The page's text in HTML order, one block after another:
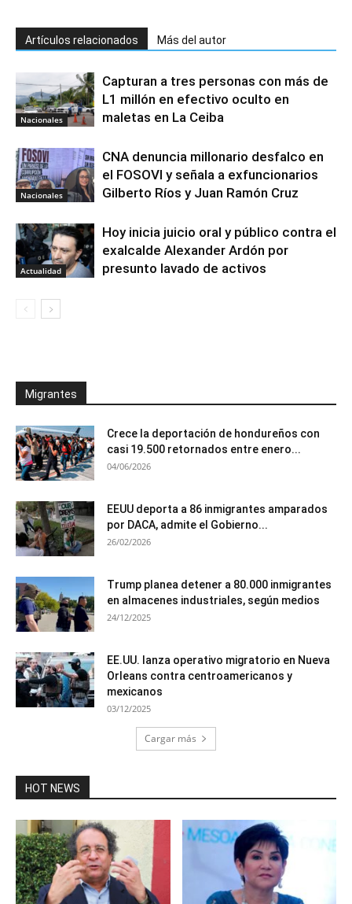
Artículos relacionados Más del autor
Nacionales
Capturan a tres personas con más de
L1 millón en efectivo oculto en
maletas en La Ceiba
Nacionales
CNA denuncia millonario desfalco en
el FOSOVI y señala a exfuncionarios
Gilberto Ríos y Juan Ramón Cruz
Actualidad
Hoy inicia juicio oral y público contra el
exalcalde Alexander Ardón por
presunto lavado de activos
Migrantes
Crece la deportación de hondureños con
casi 19.500 retornados entre enero...
04/06/2026
EEUU deporta a 86 inmigrantes amparados
por DACA, admite el Gobierno...
26/02/2026
Trump planea detener a 80.000 inmigrantes
en almacenes industriales, según medios
24/12/2025
EE.UU. lanza operativo migratorio en Nueva
Orleans contra centroamericanos y
mexicanos
03/12/2025
Cargar más
HOT NEWS